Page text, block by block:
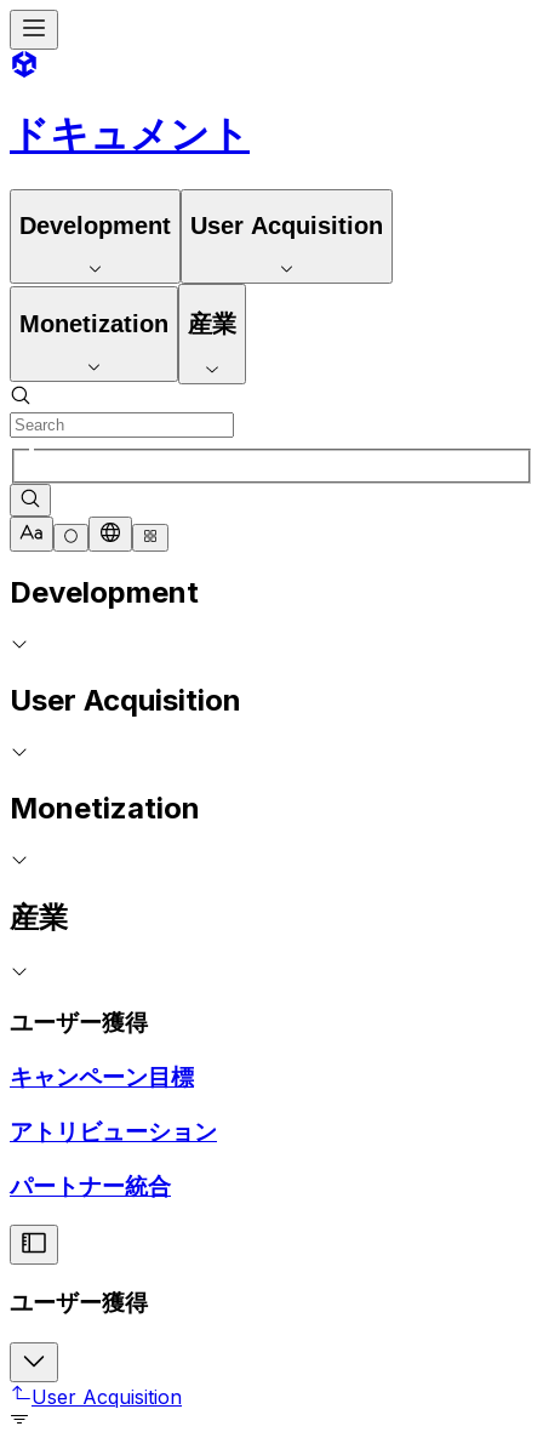
ドキュメント
Development User Acquisition
Monetization 産業
Development
User Acquisition
Monetization
産業
ユーザー獲得
キャンペーン目標
アトリビューション
パートナー統合
ユーザー獲得
User Acquisition